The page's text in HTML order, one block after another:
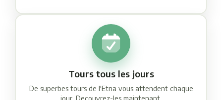
Tours tous les jours
De superbes tours de l'Etna vous attendent chaque